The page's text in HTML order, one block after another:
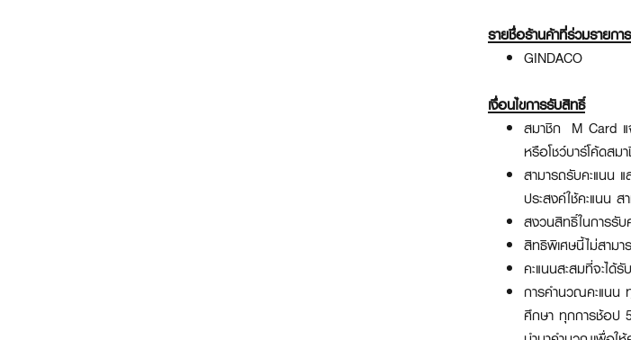
รายชื่อร้านค้าที่ร่วมรายกา
GINDACO
เงื่อนไขการรับสิทธิ์
สมาชิก M Card แ
หรือโชว์บาร์โค้ดส
สามารถรับคะแนน
ประสงค์ใช้คะแนน ส
สงวนสิทธิ์ในการรั
สิทธิพิเศษนี้ไม่สามา
คะแนนสะสมที่จะได้
การคำนวณคะแนน
ศึกษา ทุกการช้อป